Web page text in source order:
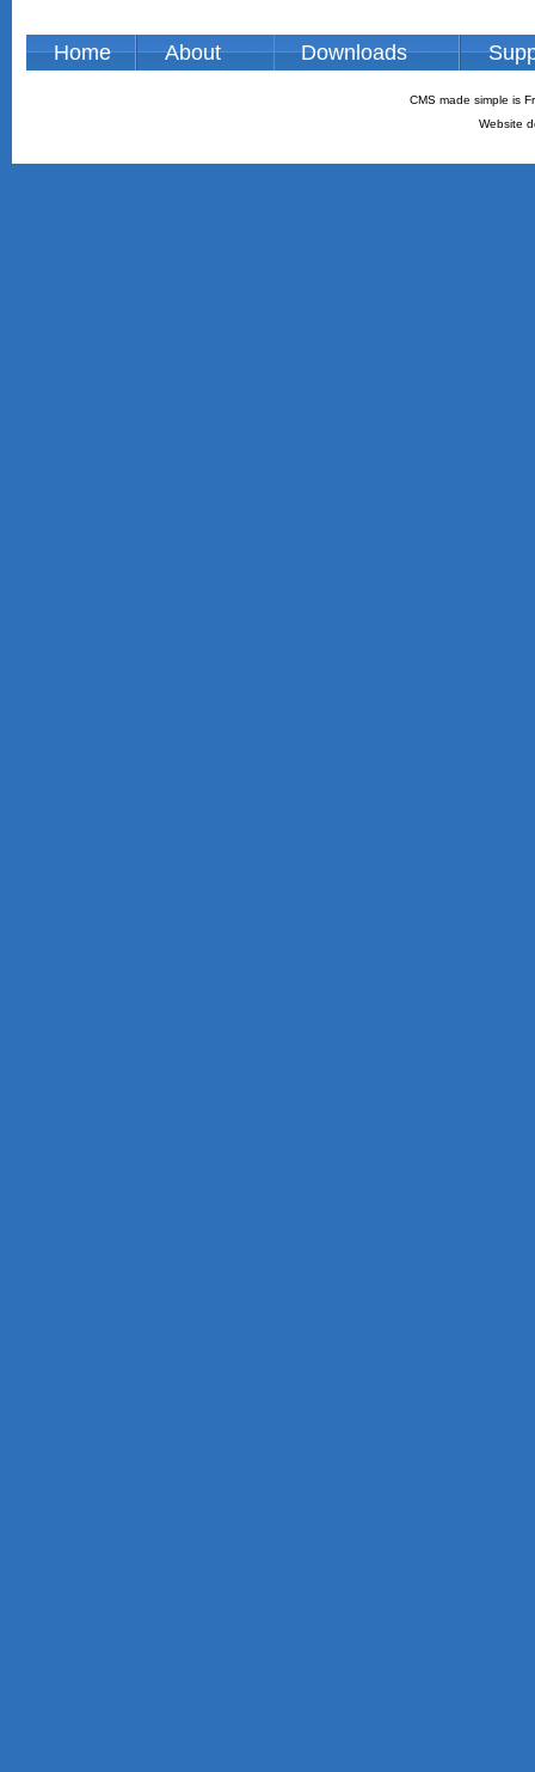
Home About Downloads
CMS made simple is
Website